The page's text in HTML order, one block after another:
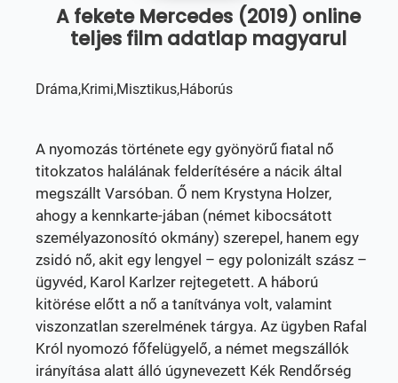
A fekete Mercedes (2019) online
teljes film adatlap magyarul
Dráma,Krimi,Misztikus,Háborús
A nyomozás története egy gyönyörű fiatal nő
titokzatos halálának felderítésére a nácik által
megszállt Varsóban. Ő nem Krystyna Holzer,
ahogy a kennkarte-jában (német kibocsátott
személyazonosító okmány) szerepel, hanem egy
zsidó nő, akit egy lengyel – egy polonizált szász –
ügyvéd, Karol Karlzer rejtegetett. A háború
kitörése előtt a nő a tanítványa volt, valamint
viszonzatlan szerelmének tárgya. Az ügyben Rafal
Król nyomozó főfelügyelő, a német megszállók
irányítása alatt álló úgynevezett Kék Rendőrség